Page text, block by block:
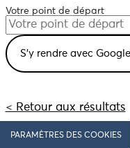
Votre point de départ
< Retour aux résultats
PARAMÈTRES DES COOKIES